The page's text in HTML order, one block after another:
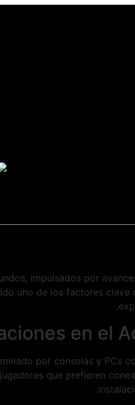
impulsados por
uno de los factores
en el
por consolas y PCs
que prefieren